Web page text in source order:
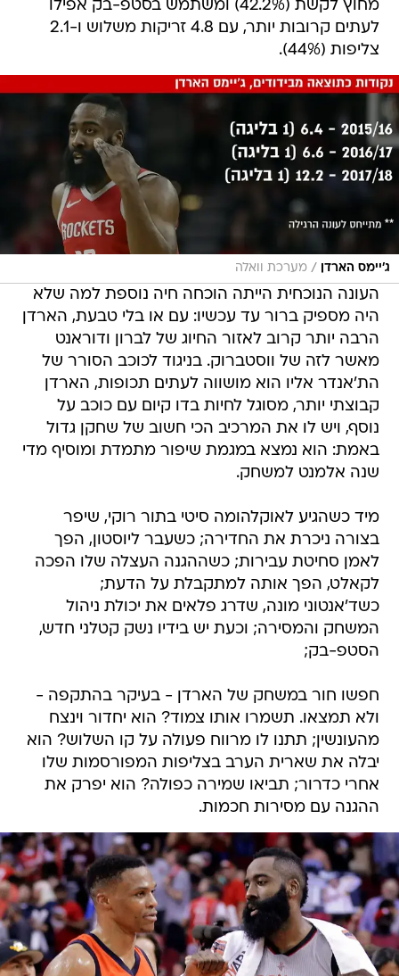
מחוץ לקשת (42.2%) ומשתמש בסטפ-בק אפילו
לעתים קרובות יותר, עם 4.8 זריקות משלוש ו-2.1
צליפות (44%).
ג'יימס הארדן / מערכת וואלה
העונה הנוכחית הייתה הוכחה חיה נוספת למה שלא
היה מספיק ברור עד עכשיו: עם או בלי טבעת, הארדן
הרבה יותר קרוב לאזור החיוג של לברון ודוראנט
מאשר לזה של ווסטברוק. בניגוד לכוכב הסורר של
הת'אנדר אליו הוא מושווה לעתים תכופות, הארדן
קבוצתי יותר, מסוגל לחיות בדו קיום עם כוכב על
נוסף, ויש לו את המרכיב הכי חשוב של שחקן גדול
באמת: הוא נמצא במגמת שיפור מתמדת ומוסיף מדי
שנה אלמנט למשחק.
מיד כשהגיע לאוקלהומה סיטי בתור רוקי, שיפר
בצורה ניכרת את החדירה; כשעבר ליוסטון, הפך
לאמן סחיטת עבירות; כשההגנה העצלה שלו הפכה
לקאלט, הפך אותה למתקבלת על הדעת;
כשד'אנטוני מונה, שדרג פלאים את יכולת ניהול
המשחק והמסירה; וכעת יש בידיו נשק קטלני חדש,
הסטפ-בק;
חפשו חור במשחק של הארדן - בעיקר בהתקפה -
ולא תמצאו. תשמרו אותו צמוד? הוא יחדור וינצח
מהעונשין; תתנו לו מרווח פעולה על קו השלוש? הוא
יבלה את שארית הערב בצליפות המפורסמות שלו
אחרי כדרור; תביאו שמירה כפולה? הוא יפרק את
ההגנה עם מסירות חכמות.